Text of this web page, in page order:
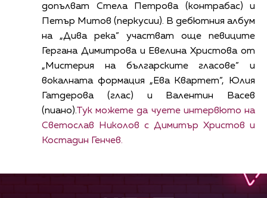
допълват Стела Петрова (контрабас) и
Петър Митов (перкусии). В дебютния албум
на „Дива река” участват още певиците
Гергана Димитрова и Евелина Христова от
„Мистерия на българските гласове” и
вокалната формация „Ева Квартет”, Юлия
Гатдерова (глас) и Валентин Васев
(пиано).Тук можете да чуете интервюто на
Светослав Николов с Димитър Христов и
Костадин Генчев.